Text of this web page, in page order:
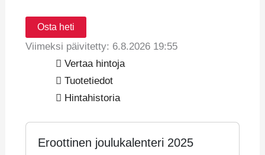
Osta heti
Viimeksi päivitetty: 6.8.2026 19:55
Vertaa hintoja
Tuotetiedot
Hintahistoria
Eroottinen joulukalenteri 2025